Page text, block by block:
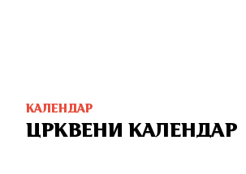
КАЛЕНДАР
ЦРКВЕНИ КАЛЕНДАР